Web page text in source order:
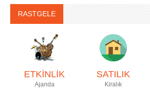
RASTGELE
ETKİNLİK
Ajanda
SATILIK
Kiralık